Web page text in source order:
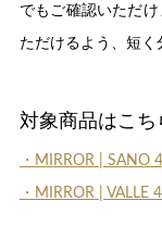
でもご確認いただ
ただけるよう、短く
対象商品はこち
・MIRROR | SANO
・MIRROR | VALLE